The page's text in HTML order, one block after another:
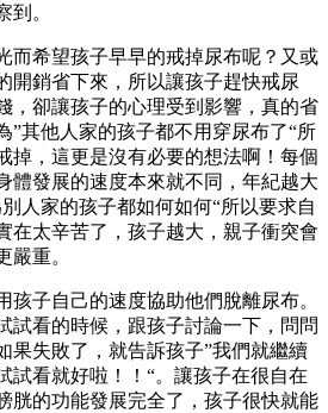
到。
而希望孩子早早的戒掉尿布呢？又或
開銷省下來，所以讓孩子趕快戒尿
，卻讓孩子的心理受到影響，真的省
”其他人家的孩子都不用穿尿布了“所
掉，這更是沒有必要的想法啊！每個
體發展的速度本來就不同，年紀越大
人家的孩子都如何如何“所以要求自
在太辛苦了，孩子越大，親子衝突會
嚴重。
孩子自己的速度協助他們脫離尿布。
試看的時候，跟孩子討論一下，問問
果失敗了，就告訴孩子”我們就繼續
試看就好啦！！“。讓孩子在很自在
胱的功能發展完全了，孩子很快就能